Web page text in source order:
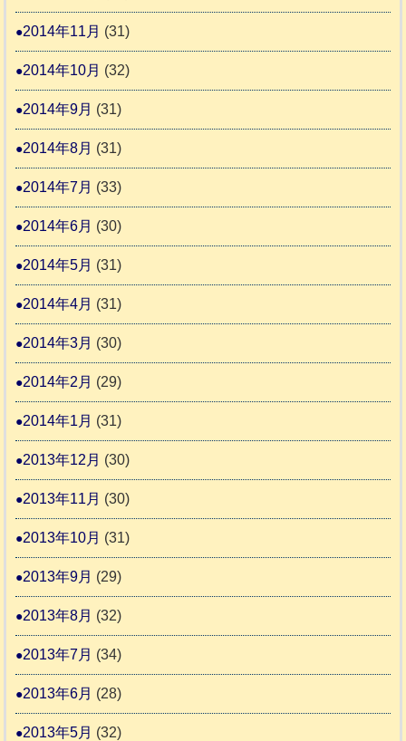
2014年11月 (31)
2014年10月 (32)
2014年9月 (31)
2014年8月 (31)
2014年7月 (33)
2014年6月 (30)
2014年5月 (31)
2014年4月 (31)
2014年3月 (30)
2014年2月 (29)
2014年1月 (31)
2013年12月 (30)
2013年11月 (30)
2013年10月 (31)
2013年9月 (29)
2013年8月 (32)
2013年7月 (34)
2013年6月 (28)
2013年5月 (32)